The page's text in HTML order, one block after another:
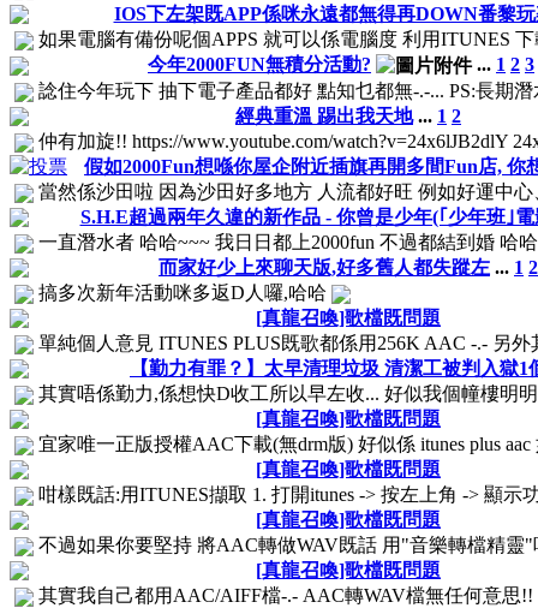
IOS下左架既APP係咪永遠都無得再DOWN番黎
如果電腦有備份呢個APPS 就可以係電腦度 利用ITUNES
今年2000FUN無積分活動?
... 1 2 3
諗住今年玩下 抽下電子產品都好 點知乜都無-.-... PS:長期
經典重溫 踢出我天地 ... 1 2
仲有加旋!! https://www.youtube.com/watch?v=24x6lJB2dlY
假如2000Fun想喺你屋企附近插旗再開多間Fun店, 你
當然係沙田啦 因為沙田好多地方 人流都好旺 例如好運中
S.H.E超過兩年久違的新作品 - 你曾是少年(｢少年班｣
一直潛水者 哈哈~~~ 我日日都上2000fun 不過都結到婚 哈
而家好少上來聊天版,好多舊人都失蹤左 ... 1 2
搞多次新年活動咪多返D人囉,哈哈
[真龍召喚]歌檔既問題
單純個人意見 ITUNES PLUS既歌都係用256K AAC -.- 另
【勤力有罪？】太早清理垃圾 清潔工被判入獄1
其實唔係勤力,係想快D收工所以早左收... 好似我個幢樓明
[真龍召喚]歌檔既問題
宜家唯一正版授權AAC下載(無drm版) 好似係 itunes plus
[真龍召喚]歌檔既問題
咁樣既話:用ITUNES擷取 1. 打開itunes -> 按左上角 -> 顯
[真龍召喚]歌檔既問題
不過如果你要堅持 將AAC轉做WAV既話 用"音樂轉檔精
[真龍召喚]歌檔既問題
其實我自己都用AAC/AIFF檔-.- AAC轉WAV檔無任何意思